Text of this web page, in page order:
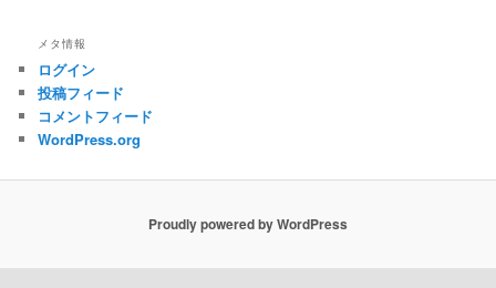
メタ情報
ログイン
投稿フィード
コメントフィード
WordPress.org
Proudly powered by WordPress